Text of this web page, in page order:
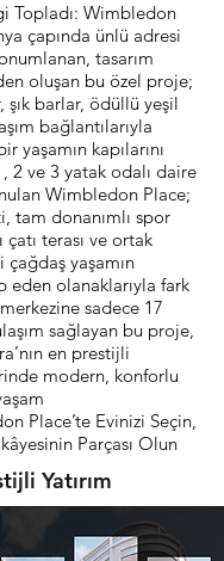
Topladı: Wimbledon
çapında ünlü adresi
tasarım
oluşan bu özel proje;
şık barlar, ödüllü yeşil
bağlantılarıyla
yaşamın kapılarını
2 ve 3 yatak odalı daire
Wimbledon Place;
tam donanımlı spor
terası ve ortak
çağdaş yaşamın
eden olanaklarıyla fark
sadece 17
sağlayan bu proje,
en prestijli
modern, konforlu
Place’te Evinizi Seçin,
Parçası Olun
Yatırım